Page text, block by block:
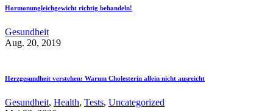
Hormonungleichgewicht richtig behandeln!
Gesundheit
Aug. 20, 2019
Herzgesundheit verstehen: Warum Cholesterin allein nicht ausreicht
Gesundheit, Health, Tests, Uncategorized